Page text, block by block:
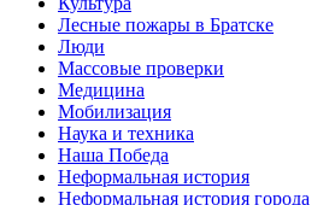
Лесные пожары в Братске
Люди
Массовые проверки
Медицина
Мобилизация
Наука и техника
Наша Победа
Неформальная история
Неформальная история города